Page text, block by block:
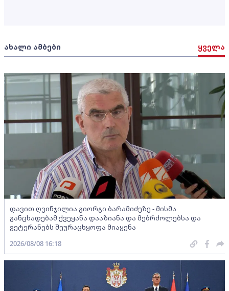
ახალი ამბები ყველა
დავით ღვინჯილია გიორგი ბარამიძეზე - მისმა
განცხადებამ ქვეყანა დააზიანა და მებრძოლებსა და
ვეტერანებს შეურაცხყოფა მიაყენა
2026/08/08 16:18